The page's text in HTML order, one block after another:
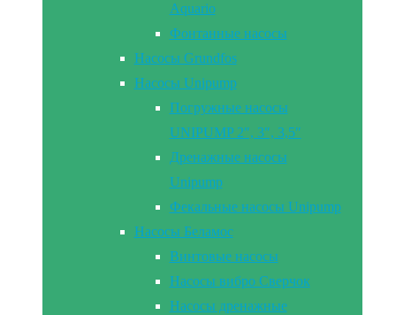
Aquario
Фонтанные насосы
Насосы Grundfos
Насосы Unipump
Погружные насосы
UNIPUMP 2″, 3″, 3,5″
Дренажные насосы
Unipump
Фекальные насосы Unipump
Насосы Беламос
Винтовые насосы
Насосы вибро Сверчок
Насосы дренажные